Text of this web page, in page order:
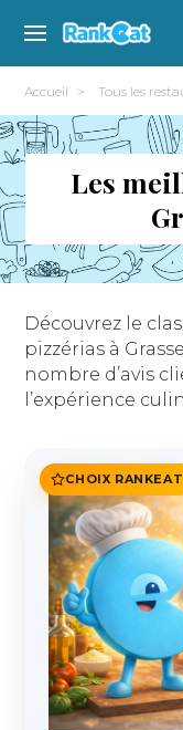
Accueil Tous les
Les
Découvrez le
pizzérias à
nombre d’avis
l’expérience
CHOIX RANKEAT